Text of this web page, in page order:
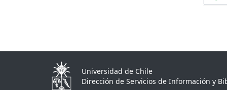
Universidad de Chile
Dirección de Servicios de Información y